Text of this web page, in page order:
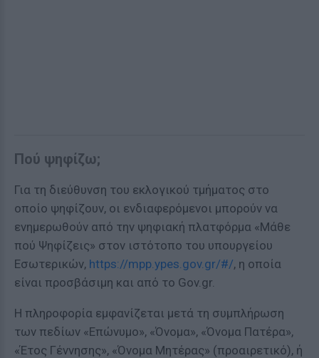
Πού ψηφίζω;
Για τη διεύθυνση του εκλογικού τμήματος στο
οποίο ψηφίζουν, οι ενδιαφερόμενοι μπορούν να
ενημερωθούν από την ψηφιακή πλατφόρμα «Μάθε
πού Ψηφίζεις» στον ιστότοπο του υπουργείου
Εσωτερικών, https://mpp.ypes.gov.gr/#/, η οποία
είναι προσβάσιμη και από το Gov.gr.
Η πληροφορία εμφανίζεται μετά τη συμπλήρωση
των πεδίων «Επώνυμο», «Όνομα», «Όνομα Πατέρα»,
«Έτος Γέννησης», «Όνομα Μητέρας» (προαιρετικό), ή